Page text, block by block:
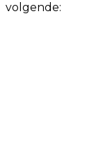
volgende: